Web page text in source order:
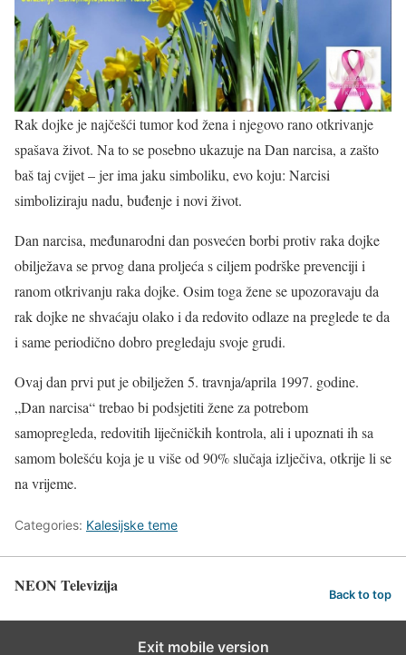
Rak dojke je najčešći tumor kod žena i njegovo rano otkrivanje
spašava život. Na to se posebno ukazuje na Dan narcisa, a zašto
baš taj cvijet – jer ima jaku simboliku, evo koju: Narcisi
simboliziraju nadu, buđenje i novi život.
Dan narcisa, međunarodni dan posvećen borbi protiv raka dojke
obilježava se prvog dana proljeća s ciljem podrške prevenciji i
ranom otkrivanju raka dojke. Osim toga žene se upozoravaju da
rak dojke ne shvaćaju olako i da redovito odlaze na preglede te da
i same periodično dobro pregledaju svoje grudi.
Ovaj dan prvi put je obilježen 5. travnja/aprila 1997. godine.
„Dan narcisa“ trebao bi podsjetiti žene za potrebom
samopregleda, redovitih liječničkih kontrola, ali i upoznati ih sa
samom bolešću koja je u više od 90% slučaja izlječiva, otkrije li se
na vrijeme.
Categories: Kalesijske teme
NEON Televizija Back to top
Exit mobile version